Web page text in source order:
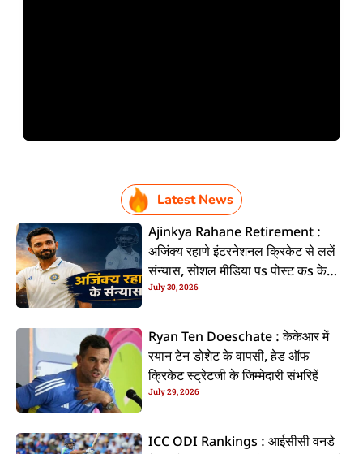
Latest News
Ajinkya Rahane Retirement :
अजिंक्य रहाणे इंटरनेशनल क्रिकेट से ललें
संन्यास, सोशल मीडिया पs पोस्ट कs के
कइलें एलान
July 30, 2026
Ryan Ten Doeschate : केकेआर में
रयान टेन डोशेट के वापसी, हेड ऑफ
क्रिकेट स्ट्रेटजी के जिम्मेदारी संभरिहें
July 29, 2026
ICC ODI Rankings : आईसीसी वनडे